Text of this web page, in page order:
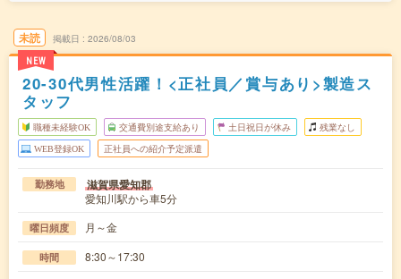
未読
NEW
掲載日 2026/08/03
20-30代男性活躍！<正社員／賞与あり>製造ス
タッフ
職種未経験OK 交通費別途支給あり 土日祝日が休み 残業なし
WEB登録OK 正社員への紹介予定派遣
勤務地 滋賀県愛知郡
愛知川駅から車5分
曜日頻度 月～金
時間 8:30～17:30